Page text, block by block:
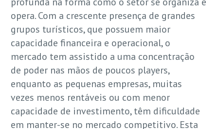
opera. Com a crescente presença de grandes
grupos turísticos, que possuem maior
capacidade financeira e operacional, o
mercado tem assistido a uma concentração
de poder nas mãos de poucos players,
enquanto as pequenas empresas, muitas
vezes menos rentáveis ou com menor
capacidade de investimento, têm dificuldade
em manter-se no mercado competitivo. Esta